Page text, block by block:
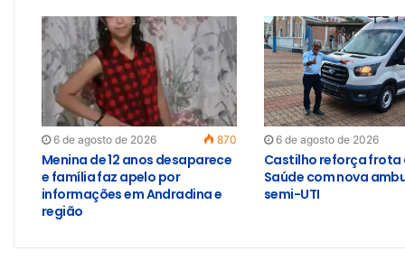
6 de agosto de 2026 870
Menina de 12 anos desaparece
e família faz apelo por
informações em Andradina e
região
6 de agosto de 2026
Castilho reforça frota
Saúde com nova
semi-UTI